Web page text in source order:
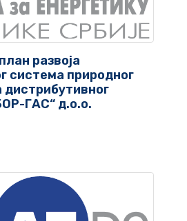
развоја
система природног
дистрибутивног
ГАС“ д.о.о.